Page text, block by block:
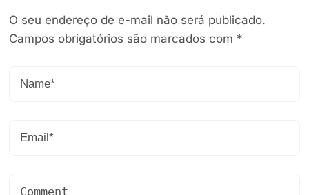
O seu endereço de e-mail não será publicado.
Campos obrigatórios são marcados com *